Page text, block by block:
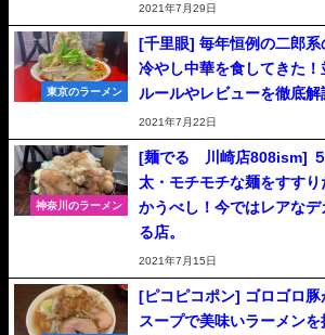
2021年7月29日
東京のラーメン
[千里眼] 毎年恒例の二郎系
冷やし中華を食してきた！
ルールやレビューを徹底解
2021年7月22日
神奈川のラーメン
[麺でる 川崎店808ism]
太・モチモチな麺をすす
かうべし！今ではレアな
る店。
2021年7月15日
[ピコピコポン] ゴロゴロ
スープで美味いラーメン